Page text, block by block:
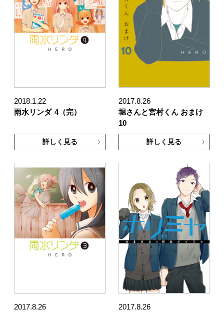
2018.1.22
雨水リンダ 4（完）
詳しく見る
2017.8.26
堀さんと宮村くん おまけ
10
詳しく見る
2017.8.26 2017.8.26